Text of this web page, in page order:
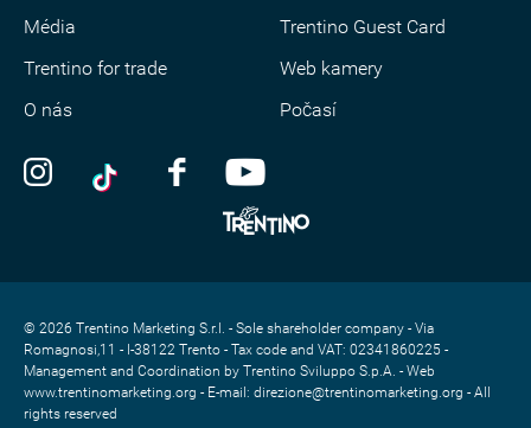
Média
Trentino for trade
O nás
Trentino Guest Card
Web kamery
Počasí
© 2026 Trentino Marketing S.r.l. - Sole shareholder company - Via
Romagnosi,11 - I-38122 Trento - Tax code and VAT: 02341860225 -
Management and Coordination by Trentino Sviluppo S.p.A. - Web
www.trentinomarketing.org - E-mail: direzione@trentinomarketing.org - All
rights reserved